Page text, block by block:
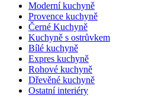
Moderní kuchyně
Provence kuchyně
Černé Kuchyně
Kuchyně s ostrůvkem
Bílé kuchyně
Expres kuchyně
Rohové kuchyně
Dřevěné kuchyně
Ostatní interiéry